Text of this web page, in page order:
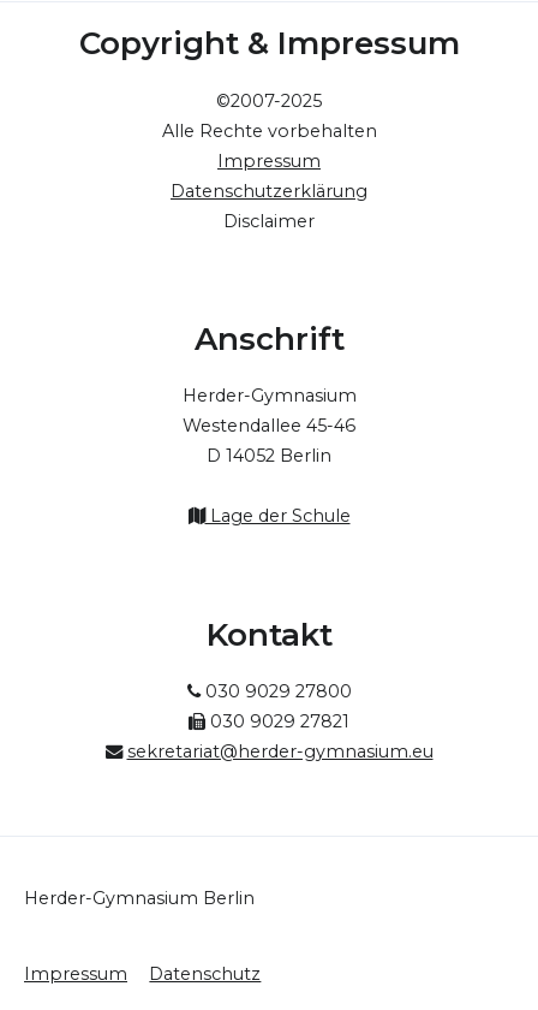
Copyright & Impressum
©2007-2025
Alle Rechte vorbehalten
Impressum
Datenschutzerklärung
Disclaimer
Anschrift
Herder-Gymnasium
Westendallee 45-46
D 14052 Berlin
Lage der Schule
Kontakt
030 9029 27800
030 9029 27821
sekretariat@herder-gymnasium.eu
Herder-Gymnasium Berlin
Impressum Datenschutz